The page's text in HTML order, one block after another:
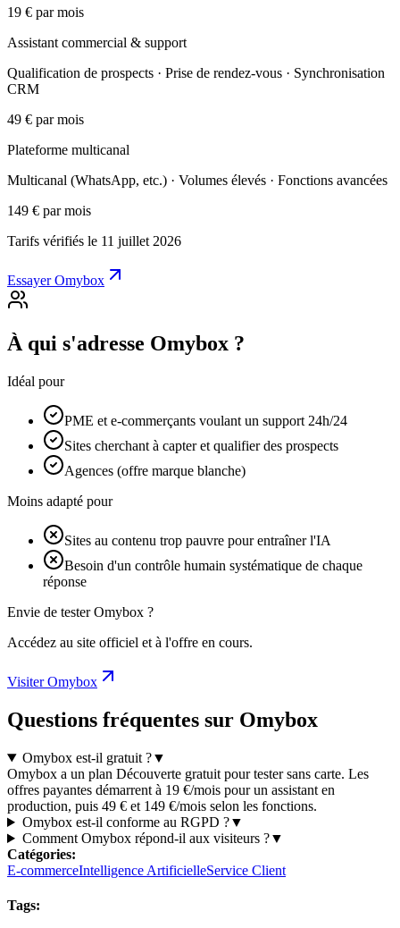
19 € par mois
Assistant commercial & support
Qualification de prospects · Prise de rendez-vous · Synchronisation
CRM
49 € par mois
Plateforme multicanal
Multicanal (WhatsApp, etc.) · Volumes élevés · Fonctions avancées
149 € par mois
Tarifs vérifiés le 11 juillet 2026
Essayer Omybox
À qui s'adresse Omybox ?
Idéal pour
PME et e-commerçants voulant un support 24h/24
Sites cherchant à capter et qualifier des prospects
Agences (offre marque blanche)
Moins adapté pour
Sites au contenu trop pauvre pour entraîner l'IA
Besoin d'un contrôle humain systématique de chaque
réponse
Envie de tester Omybox ?
Accédez au site officiel et à l'offre en cours.
Visiter Omybox
Questions fréquentes sur Omybox
Omybox est-il gratuit ?▼
Omybox a un plan Découverte gratuit pour tester sans carte. Les
offres payantes démarrent à 19 €/mois pour un assistant en
production, puis 49 € et 149 €/mois selon les fonctions.
Omybox est-il conforme au RGPD ?▼
Comment Omybox répond-il aux visiteurs ?▼
Catégories:
E-commerceIntelligence ArtificielleService Client
Tags: